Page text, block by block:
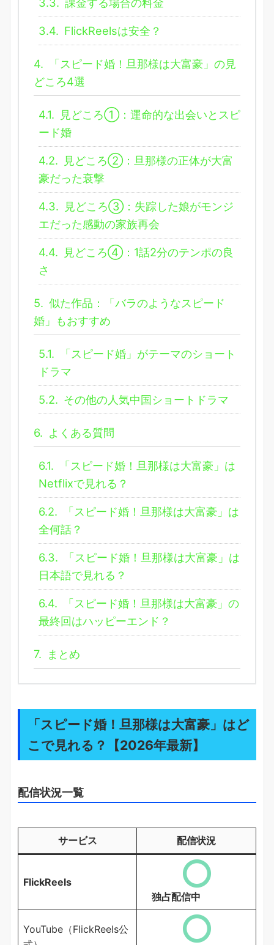
3.4. FlickReelsは安全？
4.
「スピード婚！旦那様は大富豪」の見
どころ4選
4.1. 見どころ①：運命的な出会いとスピ
ード婚
4.2. 見どころ②：旦那様の正体が大富
豪だった衰撃
4.3. 見どころ③：失踪した娘がモンジ
エだった感動の家族再会
4.4. 見どころ④：1話2分のテンポの良
さ
5. 似た作品：「バラのようなスピード
婚」もおすすめ
5.1.
「スピード婚」がテーマのショート
ドラマ
5.2. その他の人気中国ショートドラマ
6. よくある質問
6.1.
「スピード婚！旦那様は大富豪」は
Netflixで見れる？
6.2.
「スピード婚！旦那様は大富豪」は
全何話？
6.3.
「スピード婚！旦那様は大富豪」は
日本語で見れる？
6.4.
「スピード婚！旦那様は大富豪」の
最終回はハッピーエンド？
7. まとめ
「スピード婚！旦那様は大富豪」はど
こで見れる？【2026年最新】
配信状況一覧
サービス 配信状況
FlickReels
独占配信中
YouTube（FlickReels公